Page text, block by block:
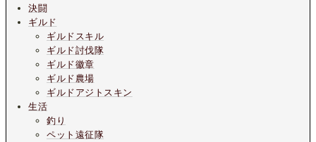
決闘
ギルド
ギルドスキル
ギルド討伐隊
ギルド徽章
ギルド農場
ギルドアジトスキン
生活
釣り
ペット遠征隊